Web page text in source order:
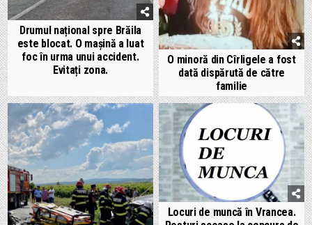
Drumul național spre Brăila
este blocat. O mașină a luat
foc în urma unui accident.
Evitați zona.
O minoră din Cîrligele a fost
dată dispărută de către
familie
Locuri de muncă în Vrancea.